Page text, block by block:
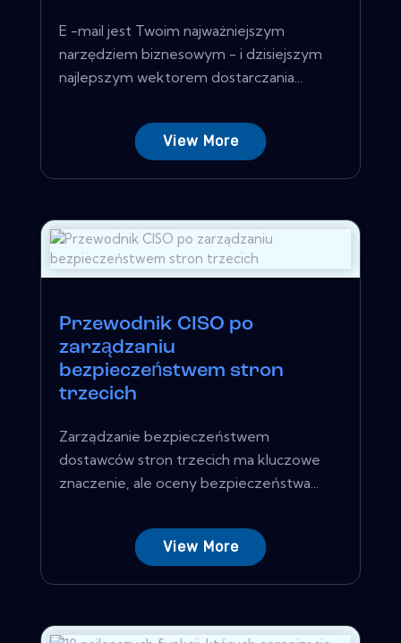
E -mail jest Twoim najważniejszym
narzędziem biznesowym - i dzisiejszym
najlepszym wektorem dostarczania...
View More
Przewodnik CISO po
zarządzaniu
bezpieczeństwem stron
trzecich
Zarządzanie bezpieczeństwem
dostawców stron trzecich ma kluczowe
znaczenie, ale oceny bezpieczeństwa...
View More